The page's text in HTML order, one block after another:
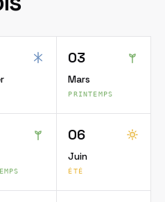
03
Mars
PRINTEMPS
06
Juin
ÉTÉ